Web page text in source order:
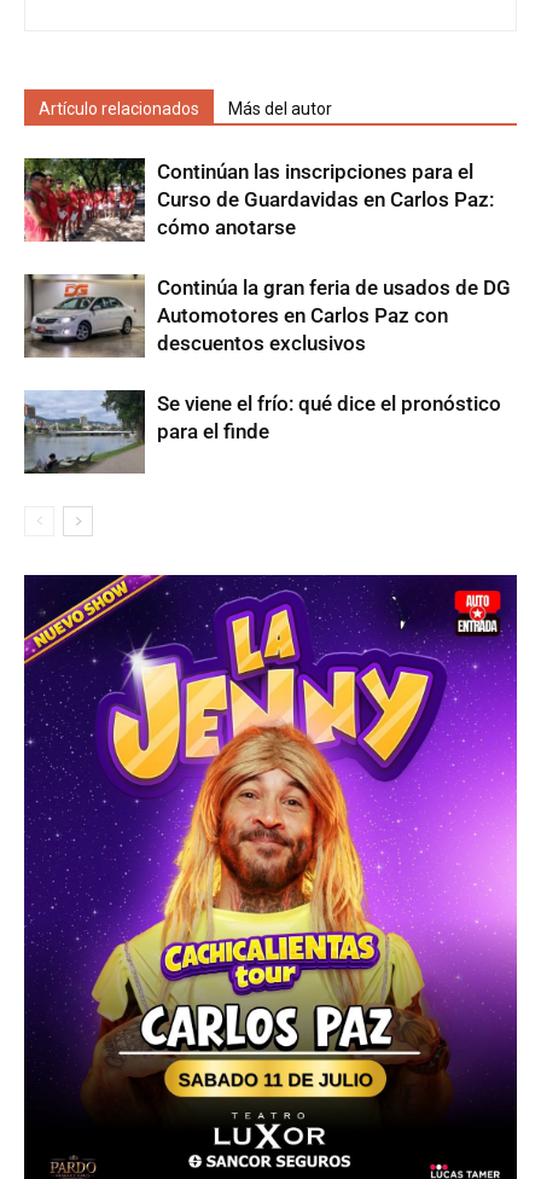
Artículo relacionados Más del autor
Continúan las inscripciones para el
Curso de Guardavidas en Carlos Paz:
cómo anotarse
Continúa la gran feria de usados de DG
Automotores en Carlos Paz con
descuentos exclusivos
Se viene el frío: qué dice el pronóstico
para el finde